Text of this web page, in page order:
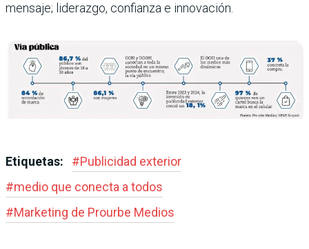
mensaje; liderazgo, confian­za e innovación.
Etiquetas: #Publicidad exterior
#medio que conecta a todos
#Marketing de Prourbe Medios